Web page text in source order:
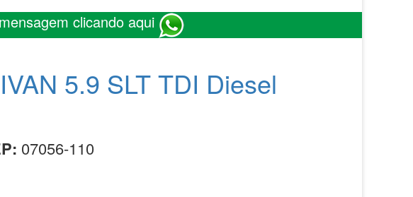
clicando aqui
5.9 SLT TDI Diesel
07056-110